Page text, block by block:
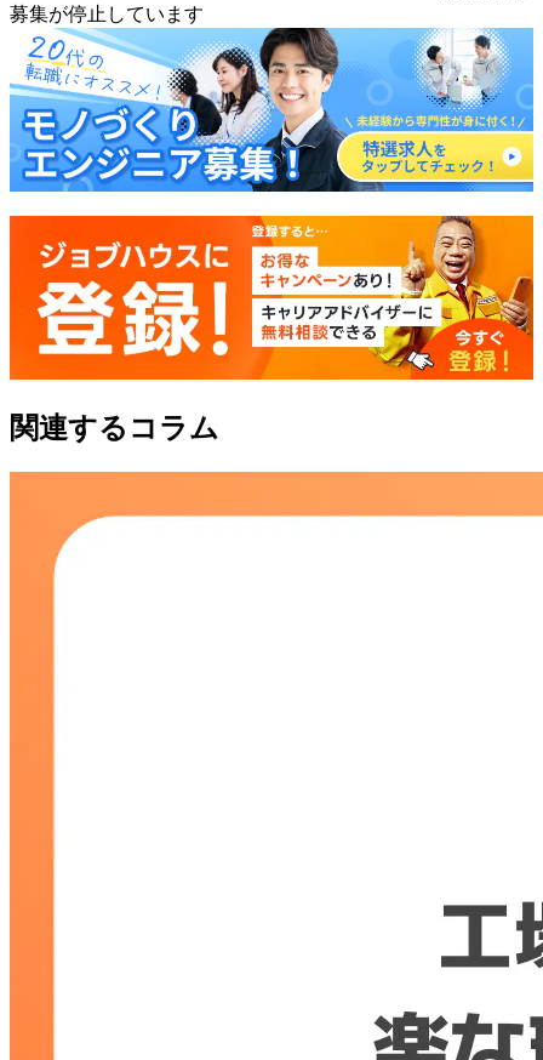
募集が停止しています
関連するコラム